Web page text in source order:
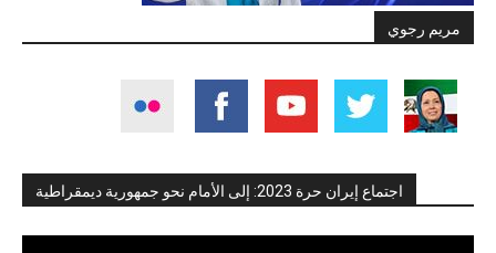
مريم رجوي
اجتماع إيران حرة 2023: إلى الأمام نحو جمهورية ديمقراطية